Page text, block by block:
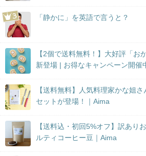
「静かに」を英語で言うと？
【2個で送料無料！】大好評「お
新登場 | お得なキャンペーン開催
【送料無料】人気料理家かな姐
セットが登場！｜Aima
【送料込・初回5%オフ】訳あり
ルティコーヒー豆｜Aima